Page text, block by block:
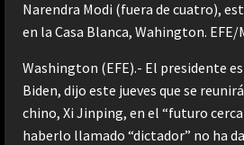
Washington (EFE).- El presidente
Biden, dijo este jueves que se
chino, Xi Jinping, en el “futuro
haberlo llamado “dictador” no ha